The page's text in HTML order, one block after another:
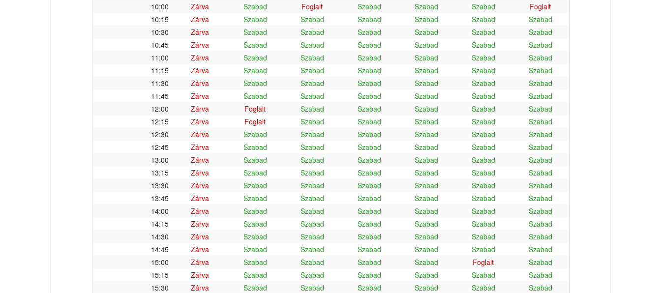
10:00
Zárva Szabad Foglalt Szabad Szabad Szabad
Foglalt
10:15
Zárva Szabad Szabad Szabad Szabad Szabad
Szabad
10:30
Zárva Szabad Szabad Szabad Szabad Szabad
Szabad
10:45
Zárva Szabad Szabad Szabad Szabad Szabad
Szabad
11:00
Zárva Szabad Szabad Szabad Szabad Szabad
Szabad
11:15
Zárva Szabad Szabad Szabad Szabad Szabad
Szabad
11:30
Zárva Szabad Szabad Szabad Szabad Szabad
Szabad
11:45
Zárva Szabad Szabad Szabad Szabad Szabad
Szabad
12:00
Zárva Foglalt Szabad Szabad Szabad Szabad
Szabad
12:15
Zárva Foglalt Szabad Szabad Szabad Szabad
Szabad
12:30
Zárva Szabad Szabad Szabad Szabad Szabad
Szabad
12:45
Zárva Szabad Szabad Szabad Szabad Szabad
Szabad
13:00
Zárva Szabad Szabad Szabad Szabad Szabad
Szabad
13:15
Zárva Szabad Szabad Szabad Szabad Szabad
Szabad
13:30
Zárva Szabad Szabad Szabad Szabad Szabad
Szabad
13:45
Zárva Szabad Szabad Szabad Szabad Szabad
Szabad
14:00
Zárva Szabad Szabad Szabad Szabad Szabad
Szabad
14:15
Zárva Szabad Szabad Szabad Szabad Szabad
Szabad
14:30
Zárva Szabad Szabad Szabad Szabad Szabad
Szabad
14:45
Zárva Szabad Szabad Szabad Szabad Szabad
Szabad
15:00
Zárva Szabad Szabad Szabad Szabad Foglalt
Szabad
15:15
Zárva Szabad Szabad Szabad Szabad Szabad
Szabad
15:30
Zárva Szabad Szabad Szabad Szabad Szabad
Szabad